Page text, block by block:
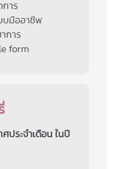
การ
บมืออาชีพ
การ
form
ประจำเดือน ในปี